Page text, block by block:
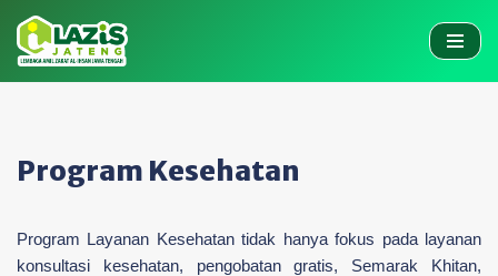
Skip
to
Program Kesehatan
Program Layanan Kesehatan tidak hanya fokus pada layanan
konsultasi kesehatan, pengobatan gratis, Semarak Khitan,